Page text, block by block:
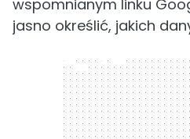
wspomnianym linku
jasno określić, jakich
300 x 250